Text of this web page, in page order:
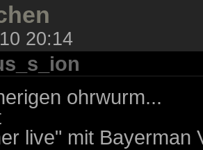
20:14
ohrwurm...
live" mit Bayerman